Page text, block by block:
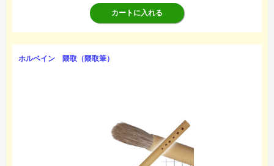
カートに入れる
ホルベイン 隈取（隈取筆）